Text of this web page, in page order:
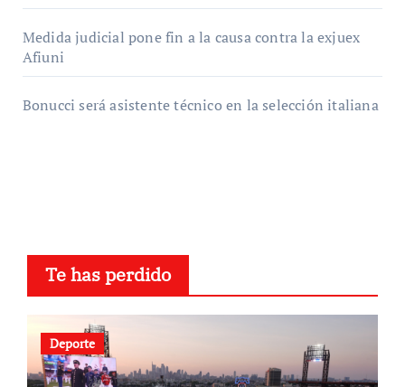
Medida judicial pone fin a la causa contra la exjuex
Afiuni
Bonucci será asistente técnico en la selección italiana
Te has perdido
Deporte